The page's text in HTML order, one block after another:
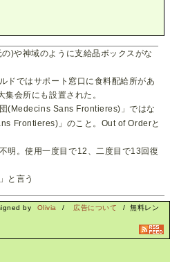
)や神域のように支給品ボックスがな
ドではサポート窓口に食料配給所があ
会所にも設置された。
(Medecins Sans Frontieres)」ではな
Frontieres)」のこと。Out of Orderと
明。使用一度目で12、二度目で13回復
と言う
by Olivia / 広告について
/ 無料レン